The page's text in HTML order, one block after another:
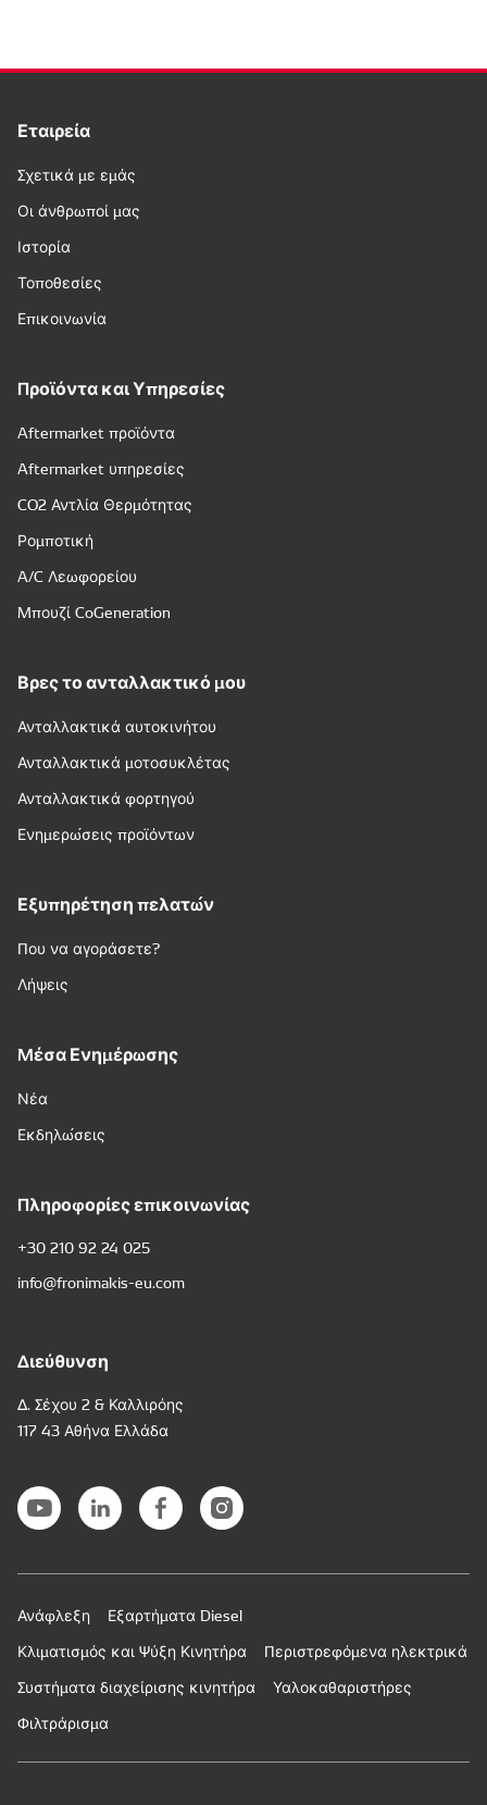
Εταιρεία
Σχετικά με εμάς
Οι άνθρωποί μας
Ιστορία
Τοποθεσίες
Επικοινωνία
Προϊόντα και Υπηρεσίες
Aftermarket προϊόντα
Aftermarket υπηρεσίες
CO2 Αντλία Θερμότητας
Ρομποτική
A/C Λεωφορείου
Μπουζί CoGeneration
Βρες το ανταλλακτικό μου
Ανταλλακτικά αυτοκινήτου
Ανταλλακτικά μοτοσυκλέτας
Ανταλλακτικά φορτηγού
Ενημερώσεις προϊόντων
Εξυπηρέτηση πελατών
Που να αγοράσετε?
Λήψεις
Μέσα Ενημέρωσης
Νέα
Εκδηλώσεις
Πληροφορίες επικοινωνίας
+30 210 92 24 025
info@fronimakis-eu.com
Διεύθυνση
Δ. Σέχου 2 & Καλλιρόης
117 43 Αθήνα Ελλάδα
Ανάφλεξη
Εξαρτήματα Diesel
Κλιματισμός και Ψύξη Κινητήρα
Περιστρεφόμενα ηλεκτρικά
Συστήματα διαχείρισης κινητήρα
Υαλοκαθαριστήρες
Φιλτράρισμα